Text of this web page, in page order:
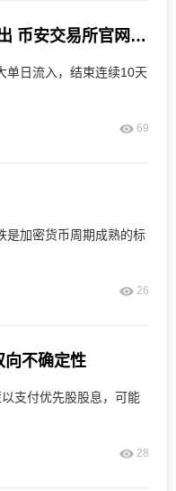
美国比特币ETF单日流入2.2亿美元结束十天资金流出 币安交易所官网实时追踪ETF资金流
单日流入，结束连续10天
69
是加密货币周期成熟的标
26
不确定性
支付优先股股息，可能
28